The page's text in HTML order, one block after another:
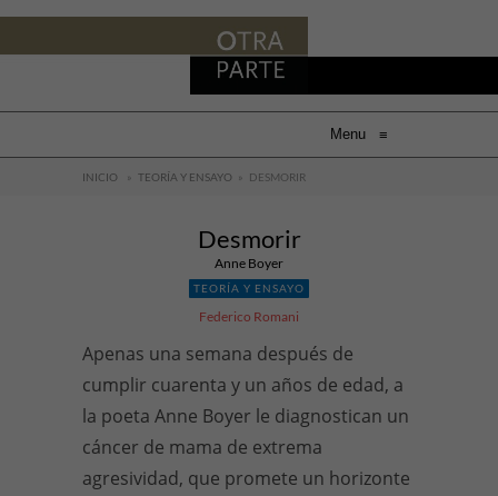
Menu ≡
INICIO » TEORÍA Y ENSAYO » DESMORIR
Desmorir
Anne Boyer
TEORÍA Y ENSAYO
Federico Romani
Apenas una semana después de
cumplir cuarenta y un años de edad, a
la poeta Anne Boyer le diagnostican un
cáncer de mama de extrema
agresividad, que promete un horizonte